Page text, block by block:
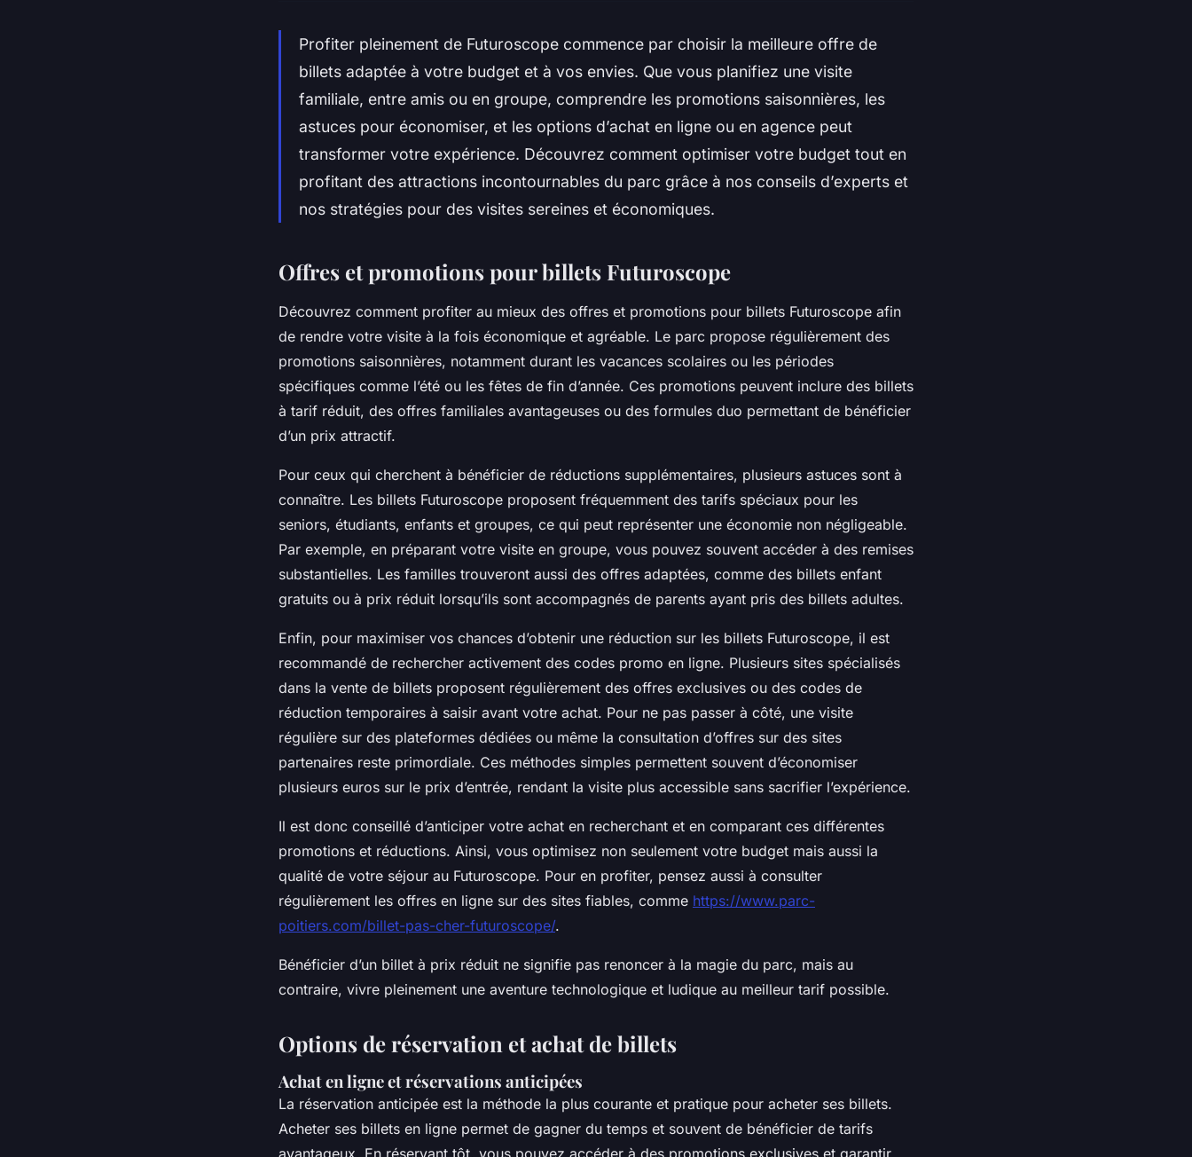
Profiter pleinement de Futuroscope commence par choisir la meilleure offre de
billets adaptée à votre budget et à vos envies. Que vous planifiez une visite
familiale, entre amis ou en groupe, comprendre les promotions saisonnières, les
astuces pour économiser, et les options d’achat en ligne ou en agence peut
transformer votre expérience. Découvrez comment optimiser votre budget tout en
profitant des attractions incontournables du parc grâce à nos conseils d’experts et
nos stratégies pour des visites sereines et économiques.
Offres et promotions pour billets Futuroscope
Découvrez comment profiter au mieux des offres et promotions pour billets Futuroscope afin
de rendre votre visite à la fois économique et agréable. Le parc propose régulièrement des
promotions saisonnières, notamment durant les vacances scolaires ou les périodes
spécifiques comme l’été ou les fêtes de fin d’année. Ces promotions peuvent inclure des billets
à tarif réduit, des offres familiales avantageuses ou des formules duo permettant de bénéficier
d’un prix attractif.
Pour ceux qui cherchent à bénéficier de réductions supplémentaires, plusieurs astuces sont à
connaître. Les billets Futuroscope proposent fréquemment des tarifs spéciaux pour les
seniors, étudiants, enfants et groupes, ce qui peut représenter une économie non négligeable.
Par exemple, en préparant votre visite en groupe, vous pouvez souvent accéder à des remises
substantielles. Les familles trouveront aussi des offres adaptées, comme des billets enfant
gratuits ou à prix réduit lorsqu’ils sont accompagnés de parents ayant pris des billets adultes.
Enfin, pour maximiser vos chances d’obtenir une réduction sur les billets Futuroscope, il est
recommandé de rechercher activement des codes promo en ligne. Plusieurs sites spécialisés
dans la vente de billets proposent régulièrement des offres exclusives ou des codes de
réduction temporaires à saisir avant votre achat. Pour ne pas passer à côté, une visite
régulière sur des plateformes dédiées ou même la consultation d’offres sur des sites
partenaires reste primordiale. Ces méthodes simples permettent souvent d’économiser
plusieurs euros sur le prix d’entrée, rendant la visite plus accessible sans sacrifier l’expérience.
Il est donc conseillé d’anticiper votre achat en recherchant et en comparant ces différentes
promotions et réductions. Ainsi, vous optimisez non seulement votre budget mais aussi la
qualité de votre séjour au Futuroscope. Pour en profiter, pensez aussi à consulter
régulièrement les offres en ligne sur des sites fiables, comme https://www.parc-
poitiers.com/billet-pas-cher-futuroscope/.
Bénéficier d’un billet à prix réduit ne signifie pas renoncer à la magie du parc, mais au
contraire, vivre pleinement une aventure technologique et ludique au meilleur tarif possible.
Options de réservation et achat de billets
Achat en ligne et réservations anticipées
La réservation anticipée est la méthode la plus courante et pratique pour acheter ses billets.
Acheter ses billets en ligne permet de gagner du temps et souvent de bénéficier de tarifs
avantageux. En réservant tôt, vous pouvez accéder à des promotions exclusives et garantir